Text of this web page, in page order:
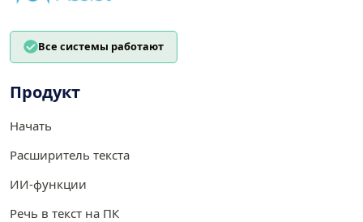
Все системы работают
Продукт
Начать
Расширитель текста
ИИ-функции
Речь в текст на ПК